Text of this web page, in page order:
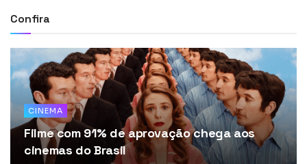
Confira
CINEMA
Filme com 91% de aprovação chega aos
cinemas do Brasil